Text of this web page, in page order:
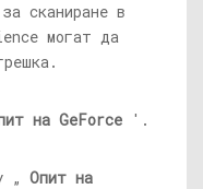
сканиране в
могат да
на GeForce '.
„ Опит на